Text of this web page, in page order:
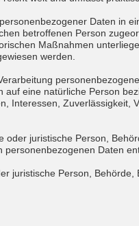
Daten in
betroffenen Person
Maßnahmen
werden.
auf eine natürliche Person
Interessen,
oder juristische Person,
Daten
juristische Person,